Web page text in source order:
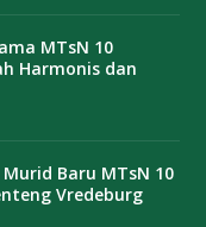
MTsN 10
Harmonis dan
Baru MTsN 10
Vredeburg